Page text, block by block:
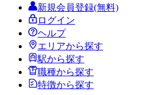
新規会員登録(無料)
ログイン
ヘルプ
エリアから探す
駅から探す
職種から探す
特徴から探す